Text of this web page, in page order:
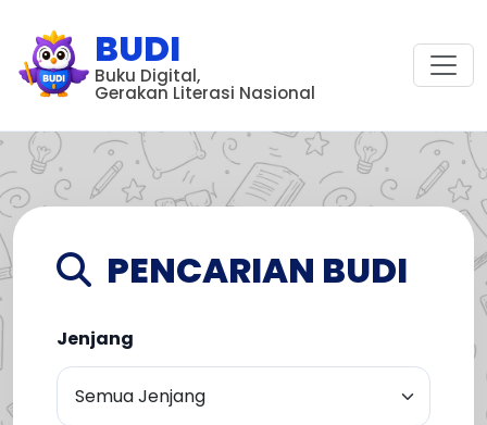
BUDI
Buku Digital,
Gerakan Literasi Nasional
PENCARIAN BUDI
Jenjang